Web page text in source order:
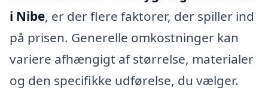
i Nibe, er der flere faktorer, der spiller ind
på prisen. Generelle omkostninger kan
variere afhængigt af størrelse, materialer
og den specifikke udførelse, du vælger.